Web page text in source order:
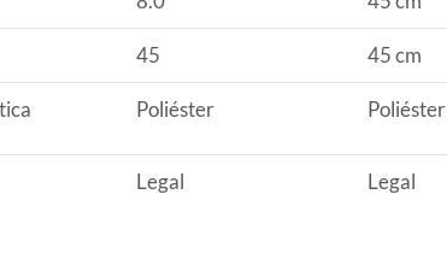
45 45 cm
Poliéster Poliéster
Legal Legal